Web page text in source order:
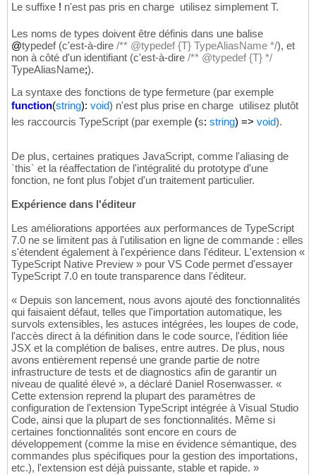
Le suffixe ! n'est pas pris en charge  utilisez simplement T.
Les noms de types doivent être définis dans une balise
@typedef (c'est-à-dire /** @typedef {T} TypeAliasName */), et
non à côté d'un identifiant (c'est-à-dire /** @typedef {T} */
TypeAliasName;).
La syntaxe des fonctions de type fermeture (par exemple
function(string): void) n'est plus prise en charge  utilisez plutôt
les raccourcis TypeScript (par exemple (s: string) => void).
De plus, certaines pratiques JavaScript, comme l'aliasing de
`this` et la réaffectation de l'intégralité du prototype d'une
fonction, ne font plus l'objet d'un traitement particulier.
Expérience dans l'éditeur
Les améliorations apportées aux performances de TypeScript
7.0 ne se limitent pas à l'utilisation en ligne de commande : elles
s'étendent également à l'expérience dans l'éditeur. L'extension «
TypeScript Native Preview » pour VS Code permet d'essayer
TypeScript 7.0 en toute transparence dans l'éditeur.
« Depuis son lancement, nous avons ajouté des fonctionnalités
qui faisaient défaut, telles que l'importation automatique, les
survols extensibles, les astuces intégrées, les loupes de code,
l'accès direct à la définition dans le code source, l'édition liée
JSX et la complétion de balises, entre autres. De plus, nous
avons entièrement repensé une grande partie de notre
infrastructure de tests et de diagnostics afin de garantir un
niveau de qualité élevé », a déclaré Daniel Rosenwasser. «
Cette extension reprend la plupart des paramètres de
configuration de l'extension TypeScript intégrée à Visual Studio
Code, ainsi que la plupart de ses fonctionnalités. Même si
certaines fonctionnalités sont encore en cours de
développement (comme la mise en évidence sémantique, des
commandes plus spécifiques pour la gestion des importations,
etc.), l'extension est déjà puissante, stable et rapide. »